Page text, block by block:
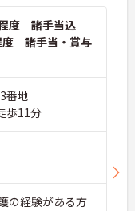
度 諸手当込
度 諸手当・賞与
番地
歩11分
の経験がある方